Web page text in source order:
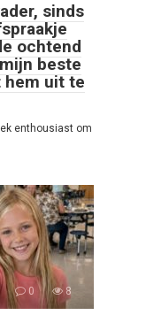
sinds
ochtend
beste
hem uit te
enthousiast om
0 8